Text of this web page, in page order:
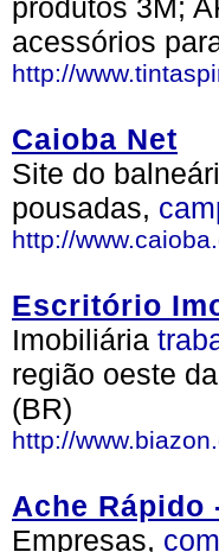
produtos 3M;
acessórios
http://
Caioba Net
Site do
pousadas,
http://
Escritório
Imobiliária
região oeste
(BR)
http://
Ache Rápido
Empresas,